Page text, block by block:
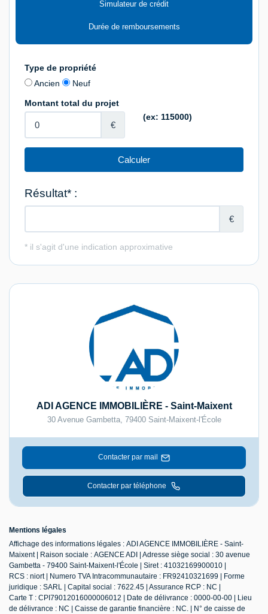
Simulateur de crédit
Durée de remboursements
ADI AGENCE IMMOBILIÈRE - Saint-Maixent
30 Avenue Gambetta, 79400 Saint-Maixent-l'École
Contacter par mail
Contacter par téléphone
Mentions légales
Affichage des informations légales : ADI AGENCE IMMOBILIÈRE - Saint-
Maixent | Raison sociale : AGENCE ADI | Adresse siège social : 30 avenue
Gambetta - 79400 Saint-Maixent-l'École | Siret : 41032169900010 |
RCS : niort | Numero TVA Intracommunautaire : FR92410321699 | Forme
juridique : SARL | Capital social : 7622.45 | Assurance RCP : NC |
Carte T : CPI79012016000006012 | Date de délivrance : 0000-00-00 | Lieu
de délivrance : NC | Caisse de garantie financière : NC. | N° de caisse de